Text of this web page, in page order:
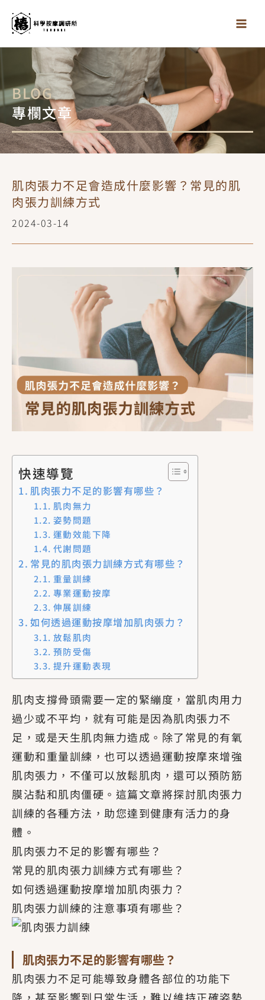
BLOG
專欄文章
肌肉張力不足會造成什麼影響？常見的肌
肉張力訓練方式
2024-03-14
快速導覽
肌肉張力不足的影響有哪些？
肌肉無力
姿勢問題
運動效能下降
代謝問題
常見的肌肉張力訓練方式有哪些？
重量訓練
專業運動按摩
伸展訓練
如何透過運動按摩增加肌肉張力？
放鬆肌肉
預防受傷
提升運動表現
肌肉支撐骨頭需要一定的緊繃度，當肌肉用力
過少或不平均，就有可能是因為肌肉張力不
足，或是天生肌肉無力造成。除了常見的有氧
運動和重量訓練，也可以透過運動按摩來增強
肌肉張力，不僅可以放鬆肌肉，還可以預防筋
膜沾黏和肌肉僵硬。這篇文章將探討肌肉張力
訓練的各種方法，助您達到健康有活力的身
體。
肌肉張力不足的影響有哪些？
常見的肌肉張力訓練方式有哪些？
如何透過運動按摩增加肌肉張力？
肌肉張力訓練的注意事項有哪些？
肌肉張力不足的影響有哪些？
肌肉張力不足可能導致身體各部位的功能下